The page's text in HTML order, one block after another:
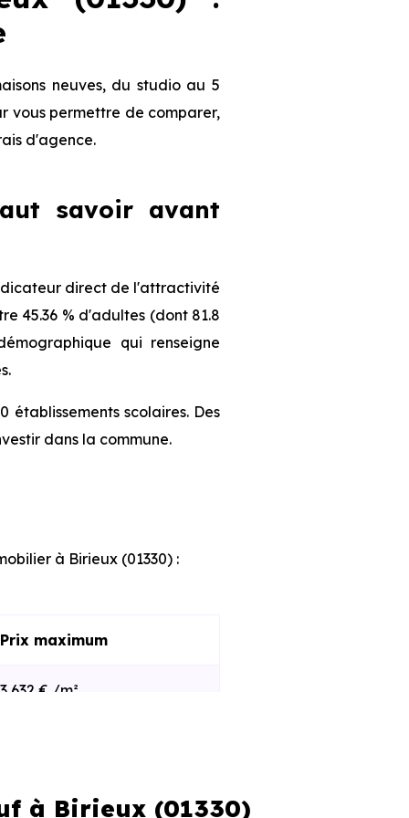
neuves, du studio au 5
vous permettre de comparer,
d'agence.
savoir avant
direct de l'attractivité
45.36 % d'adultes (dont 81.8
qui renseigne
établissements scolaires. Des
dans la commune.
à Birieux (01330) :
Prix maximum
3 632 € /m²
le stade d'avancement du
à Birieux (01330)